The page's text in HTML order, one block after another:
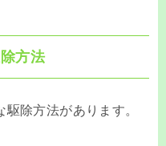
方法
除方法があります。